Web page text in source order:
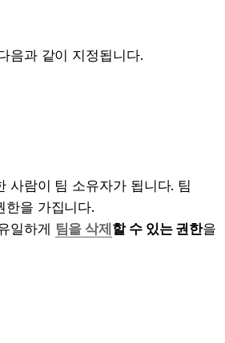
음과 같이 지정됩니다.
사람이 팀 소유자가 됩니다. 팀
한을 가집니다.
일하게 팀을 삭제할 수 있는 권한을